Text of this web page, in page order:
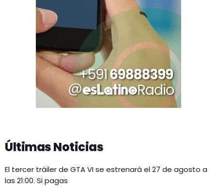
Últimas Noticias
El tercer tráiler de GTA VI se estrenará el 27 de agosto a
las 21:00. Si pagas